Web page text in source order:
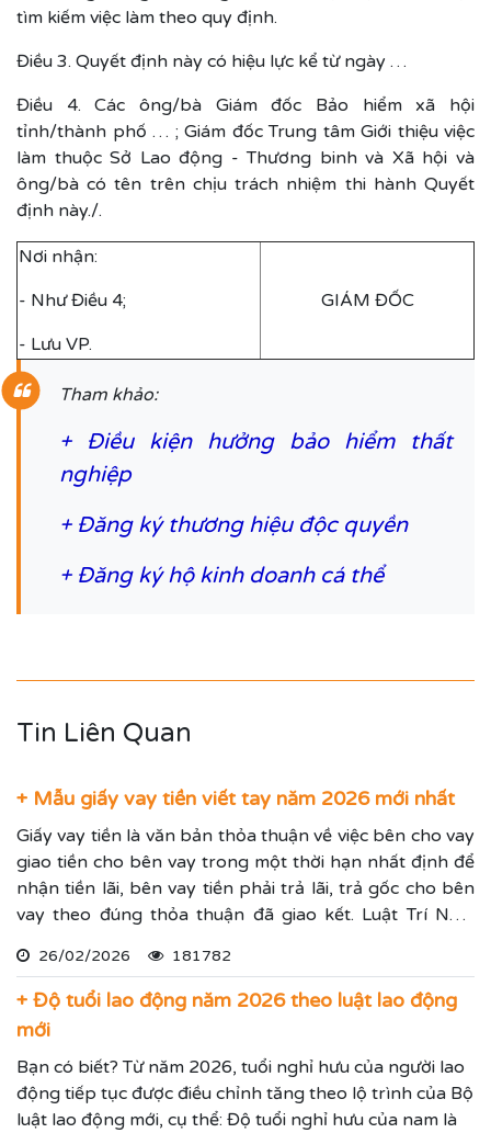
tìm kiếm việc làm theo quy định.
Điều 3. Quyết định này có hiệu lực kể từ ngày …
Điều 4. Các ông/bà Giám đốc Bảo hiểm xã hội
tỉnh/thành phố … ; Giám đốc Trung tâm Giới thiệu việc
làm thuộc Sở Lao động - Thương binh và Xã hội và
ông/bà có tên trên chịu trách nhiệm thi hành Quyết
định này./.
Nơi nhận:
- Như Điều 4;
- Lưu VP.
GIÁM ĐỐC
Tham khảo:
+ Điều kiện hưởng bảo hiểm thất
nghiệp
+ Đăng ký thương hiệu độc quyền
+ Đăng ký hộ kinh doanh cá thể
Tin Liên Quan
+ Mẫu giấy vay tiền viết tay năm 2026 mới nhất
Giấy vay tiền là văn bản thỏa thuận về việc bên cho vay
giao tiền cho bên vay trong một thời hạn nhất định để
nhận tiền lãi, bên vay tiền phải trả lãi, trả gốc cho bên
vay theo đúng thỏa thuận đã giao kết. Luật Trí Nam
cho vay tiền chuẩn xác.
26/02/2026 181782
+ Độ tuổi lao động năm 2026 theo luật lao động
mới
Bạn có biết? Từ năm 2026, tuổi nghỉ hưu của người lao
động tiếp tục được điều chỉnh tăng theo lộ trình của Bộ
luật lao động mới, cụ thể: Độ tuổi nghỉ hưu của nam là